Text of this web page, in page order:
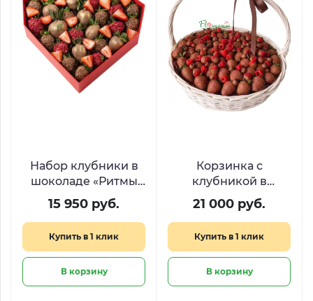
Набор клубники в
шоколаде «Ритмы
сердца»
15 950 руб.
Купить в 1 клик
В корзину
Корзинка с
клубникой в
шоколаде и
свежими ягодами
«Шоколадная вуаль»
21 000 руб.
Купить в 1 клик
В корзину